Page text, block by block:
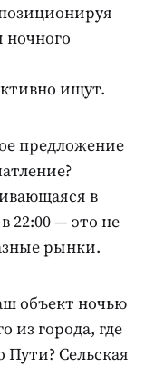
ночного
ищут.
предложение
в
22:00 — это не
рынки.
объект ночью
из города, где
Пути? Сельская